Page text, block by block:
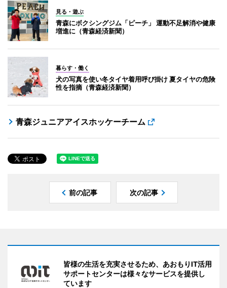
見る・遊ぶ
青森にボクシングジム「ピーチ」 運動不足解消や健康
増進に（青森経済新聞）
暮らす・働く
犬の写真を使い冬タイヤ着用呼び掛け 夏タイヤの危険
性を指摘（青森経済新聞）
青森ジュニアアイスホッケーチーム
前の記事 次の記事
皆様の生活を充実させるため、あおもりIT活用
サポートセンターは様々なサービスを提供し
ています